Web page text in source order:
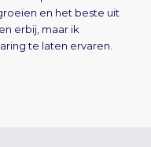
en het beste uit
erbij, maar ik
te laten ervaren.